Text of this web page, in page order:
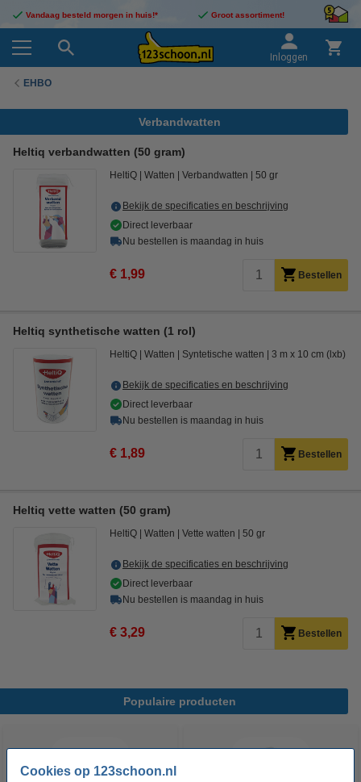
Cookies op 123schoon.nl
Vandaag besteld morgen in huis!* Groot assortiment!
Inloggen
EHBO
Verbandwatten
Heltiq verbandwatten (50 gram)
HeltiQ Watten Verbandwatten 50 gr
Bekijk de specificaties en beschrijving
Direct leverbaar
Nu bestellen is maandag in huis
€ 1,99 Bestellen
Heltiq synthetische watten (1 rol)
HeltiQ Watten Syntetische watten 3 m x 10 cm (lxb)
Bekijk de specificaties en beschrijving
Direct leverbaar
Nu bestellen is maandag in huis
€ 1,89 Bestellen
Heltiq vette watten (50 gram)
HeltiQ Watten Vette watten 50 gr
Bekijk de specificaties en beschrijving
Direct leverbaar
Nu bestellen is maandag in huis
€ 3,29 Bestellen
Populaire producten